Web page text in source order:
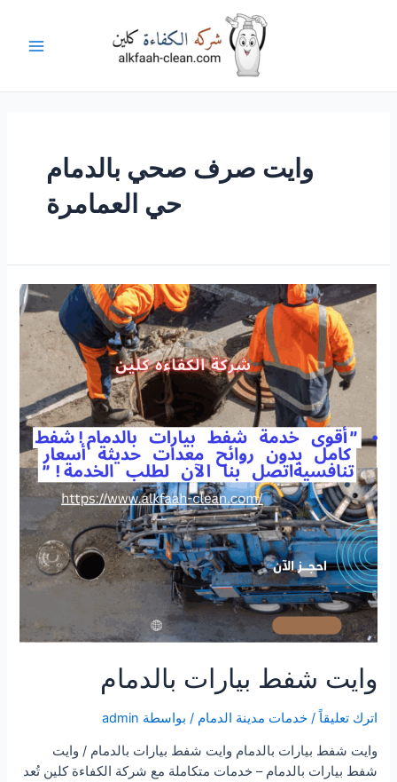
وايت صرف صحي بالدمام
حي العمامرة
وايت شفط بيارات بالدمام
اترك تعليقاً /خدمات مدينة الدمام / بواسطة admin
وايت شفط بيارات بالدمام وايت شفط بيارات بالدمام / وايت
شفط بيارات بالدمام – خدمات متكاملة مع شركة الكفاءة كلين تُعد